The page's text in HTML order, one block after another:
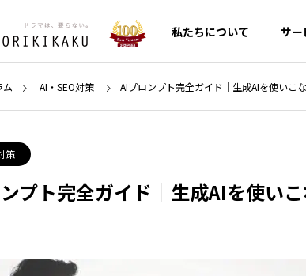
私たちについて サー
代行
ム AI・SEO対策 AIプロンプト完全ガイド｜生成AIを使いこ
策
プト完全ガイド｜生成AIを使い